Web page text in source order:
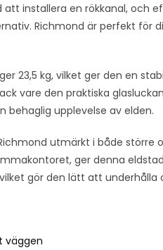
installera en rökkanal, och
Richmond är perfekt för
23,5 kg, vilket ger den en
vare den praktiska
behaglig upplevelse av elden.
utmärkt i både
ger denna
gör den lätt att underhålla
väggen